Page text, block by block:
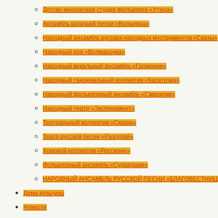
Детско-юношеская студия фольклора «Утица»
Ансамбль казачьей песни «Вольница»
Народный ансамбль русских народных инструментов «Сказы»
Народный хор «Волжаночка»
Народный вокальный ансамбль «Гармония»
Народный танцевальный коллектив «Касаточка»
Народный фольклорный ансамбль «Смирички»
Народный театр «Эксперимент»
Театральный коллектив «Сказка»
Театр русской песни «Разгуляй»
Хоровой коллектив «Россияне»
Фольклорный ансамбль «Сударушки»
НАРОДНЫЙ АНСАМБЛЬ РУССКОЙ ПЕСНИ
Дома культуры
Новости